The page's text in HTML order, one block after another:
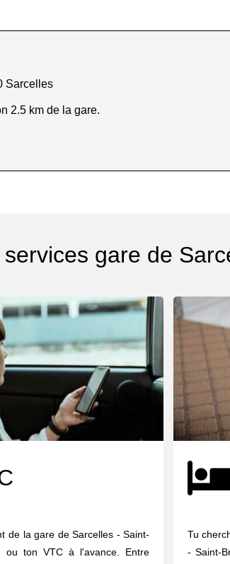
Sarcelles
2.5 km de la gare.
gare de
de la gare de Sarcelles - Saint-
ou ton VTC à l'avance. Entre
Tu
- Saint-